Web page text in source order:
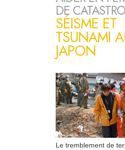
DE
SÉISME ET
TSUNAMI
JAPON
Le tremblement de